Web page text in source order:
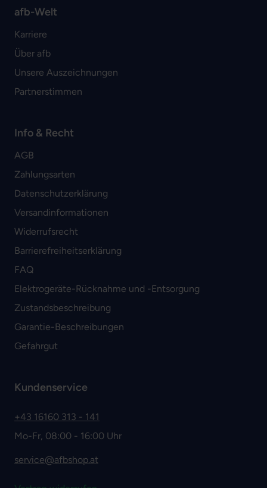
afb-Welt
Karriere
Über afb
Unsere Auszeichnungen
Partnerstimmen
Info & Recht
AGB
Zahlungsarten
Datenschutzerklärung
Versandinformationen
Widerrufsrecht
Barrierefreiheitserklärung
FAQ
Elektrogeräte-Rücknahme und -Entsorgung
Zustandsbeschreibung
Garantie-Beschreibungen
Gefahrgut
Kundenservice
+43 16160 313 - 141
Mo-Fr, 08:00 - 16:00 Uhr
service@afbshop.at